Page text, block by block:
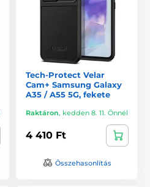
Tech-Protect Velar
Cam+ Samsung Galaxy
A35 / A55 5G, fekete
Raktáron, kedden 8. 11. Önnél
4 410 Ft
Összehasonlítás